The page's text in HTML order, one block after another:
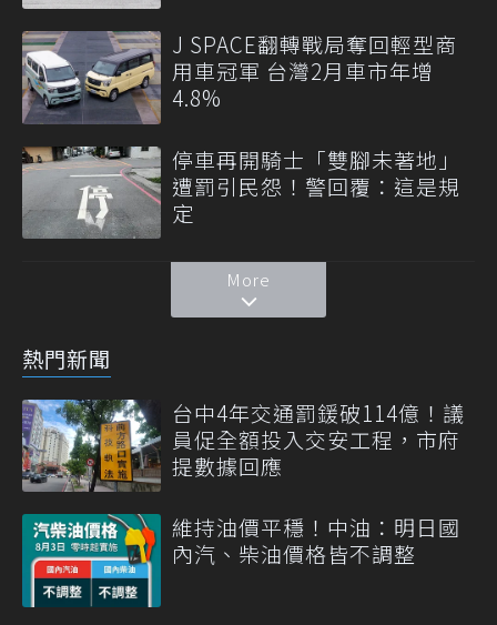
J SPACE翻轉戰局奪回輕型商
用車冠軍 台灣2月車市年增
4.8%
停車再開騎士「雙腳未著地」
遭罰引民怨！警回覆：這是規
定
More
熱門新聞
台中4年交通罰鍰破114億！議
員促全額投入交安工程，市府
提數據回應
維持油價平穩！中油：明日國
內汽、柴油價格皆不調整